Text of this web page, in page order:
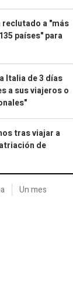
reclutado a "más
países" para
Italia de 3 días
a sus viajeros o
tras viajar a
de
Un mes